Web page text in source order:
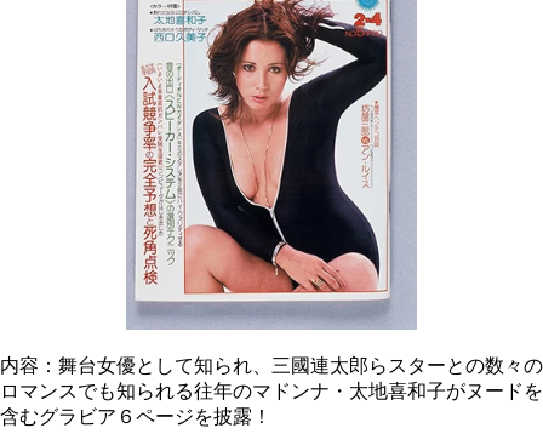
内容：舞台女優として知られ、三國連太郎らスターとの数々の
ロマンスでも知られる往年のマドンナ・太地喜和子がヌードを
含むグラビア６ページを披露！